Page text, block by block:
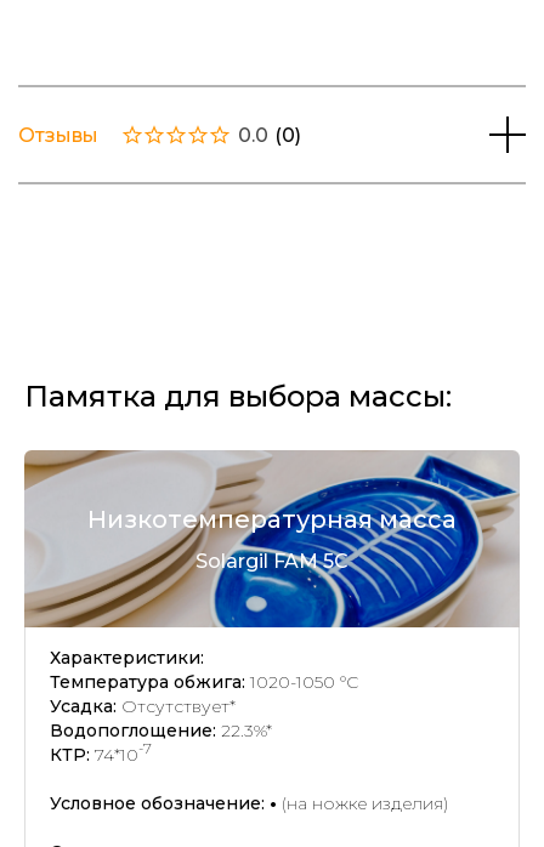
Отзывы 0.0 (0)
Памятка для выбора массы:
Низкотемпературная масса
Solargil FAM 5C
Характеристики:
Температура обжига: 1020-1050 °C
Усадка: Отсутствует*
Водопоглощение: 22.3%*
КТР: 74*10-7
Условное обозначение: • (на ножке изделия)